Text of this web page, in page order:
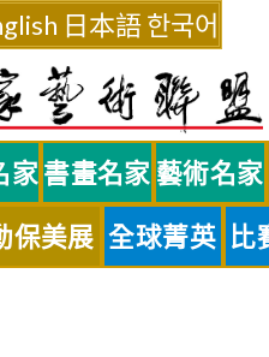
日本語한국어
家 書畫名家 藝術名家
保美展 全球菁英 比